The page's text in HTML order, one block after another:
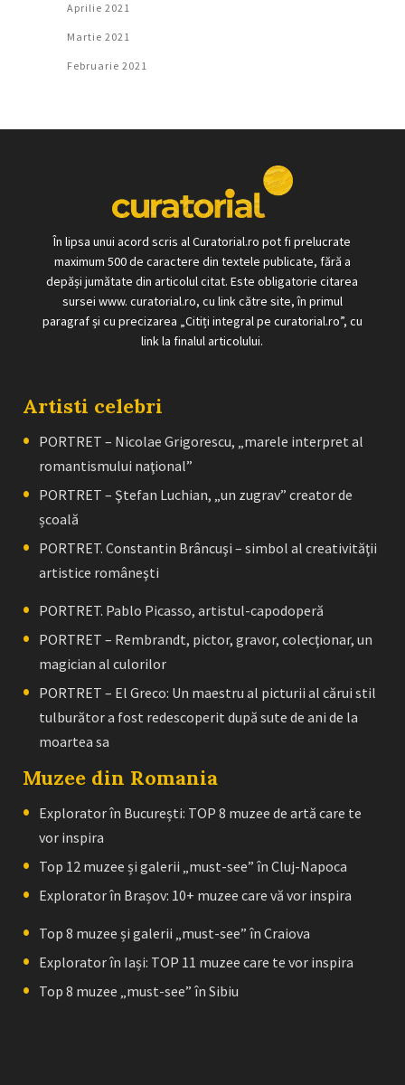
Aprilie 2021
Martie 2021
Februarie 2021
În lipsa unui acord scris al Curatorial.ro pot fi prelucrate
maximum 500 de caractere din textele publicate, fără a
depăși jumătate din articolul citat. Este obligatorie citarea
sursei www. curatorial.ro, cu link către site, în primul
paragraf și cu precizarea „Citiți integral pe curatorial.ro”, cu
link la finalul articolului.
Artisti celebri
PORTRET – Nicolae Grigorescu, „marele interpret al
romantismului naţional”
PORTRET – Ştefan Luchian, „un zugrav” creator de
școală
PORTRET. Constantin Brâncuşi – simbol al creativităţii
artistice româneşti
PORTRET. Pablo Picasso, artistul-capodoperă
PORTRET – Rembrandt, pictor, gravor, colecţionar, un
magician al culorilor
PORTRET – El Greco: Un maestru al picturii al cărui stil
tulburător a fost redescoperit după sute de ani de la
moartea sa
Muzee din Romania
Explorator în București: TOP 8 muzee de artă care te
vor inspira
Top 12 muzee și galerii „must-see” în Cluj-Napoca
Explorator în Brașov: 10+ muzee care vă vor inspira
Top 8 muzee și galerii „must-see” în Craiova
Explorator în Iași: TOP 11 muzee care te vor inspira
Top 8 muzee „must-see” în Sibiu